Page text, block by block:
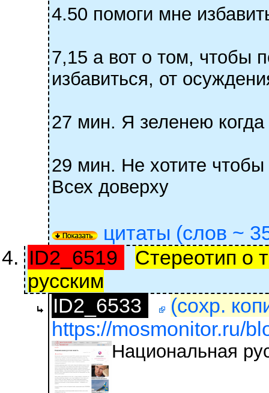
4.50 помоги мне
7,15 а вот о том, чтобы
избавиться, от
27 мин. Я зеленею
29 мин. Не хотите
Всех доверху
цитаты (слов ~
ID2_6519
Стереотип о
русским
ID2_6533
(сохр.
https://mosmonitor.ru/
Национальная